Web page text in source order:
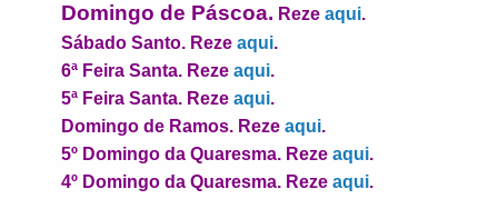
Domingo de Páscoa. Reze aqui.
Sábado Santo. Reze aqui.
6ª Feira Santa. Reze aqui.
5ª Feira Santa. Reze aqui.
Domingo de Ramos. Reze aqui.
5º Domingo da Quaresma. Reze aqui.
4º Domingo da Quaresma. Reze aqui.